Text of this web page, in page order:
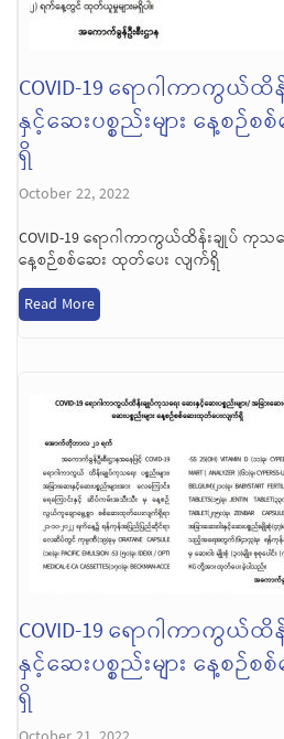
COVID-19 ရောဂါကာကွယ်
နှင့်ဆေးပစ္စည်းများ နေ့စ
ရှိ
October 22, 2022
COVID-19 ရောဂါကာကွယ်ထိန်းချုပ် ကုသရ
နေ့စဉ်စစ်ဆေး ထုတ်ပေး လျက်ရှိ
Read More
COVID-19 ရောဂါကာကွယ်
နှင့်ဆေးပစ္စည်းများ နေ့စ
ရှိ